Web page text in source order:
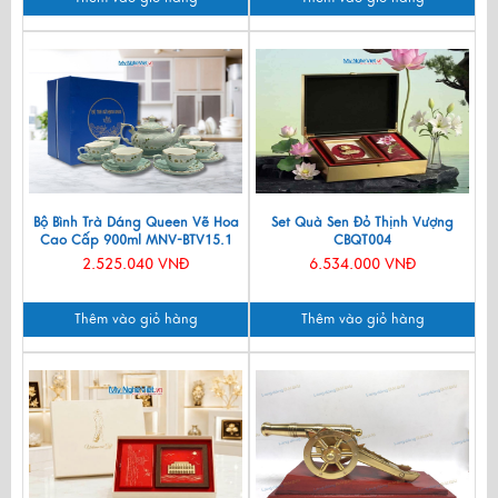
Bộ Bình Trà Dáng Queen Vẽ Hoa
Cao Cấp 900ml MNV-BTV15.1
2.525.040 VNĐ
Thêm vào giỏ hàng
Set Quà Sen Đỏ Thịnh Vượng
CBQT004
6.534.000 VNĐ
Thêm vào giỏ hàng